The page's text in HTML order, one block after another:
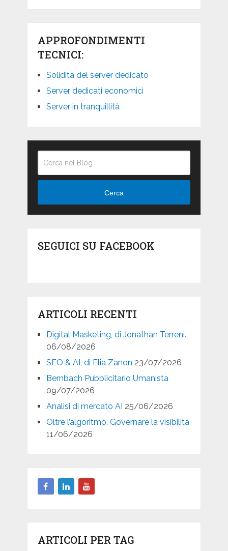
APPROFONDIMENTI
TECNICI:
Solidità del server dedicato
Server dedicati economici
Server in tranquillità
Cerca
SEGUICI SU FACEBOOK
ARTICOLI RECENTI
Digital Masketing, di Jonathan Terreni.
06/08/2026
SEO & AI, di Elia Zanon 23/07/2026
Bernbach Pubblicitario Umanista
09/07/2026
Analisi di mercato AI 25/06/2026
Oltre l’algoritmo. Governare la visibilità
11/06/2026
ARTICOLI PER TAG